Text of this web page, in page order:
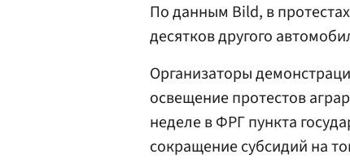
По данным Bild, в
десятков другого
Организаторы
освещение протестов
неделе в ФРГ пункта
сокращение субсидий на